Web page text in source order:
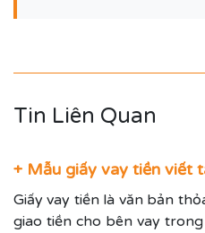
Tin Liên Quan
+ Mẫu giấy vay tiền viết
Giấy vay tiền là văn bản
giao tiền cho bên vay